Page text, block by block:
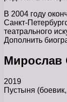
В 2004 году
Санкт-
театрального
Дополнить
Мирослав
2019
Пустыня